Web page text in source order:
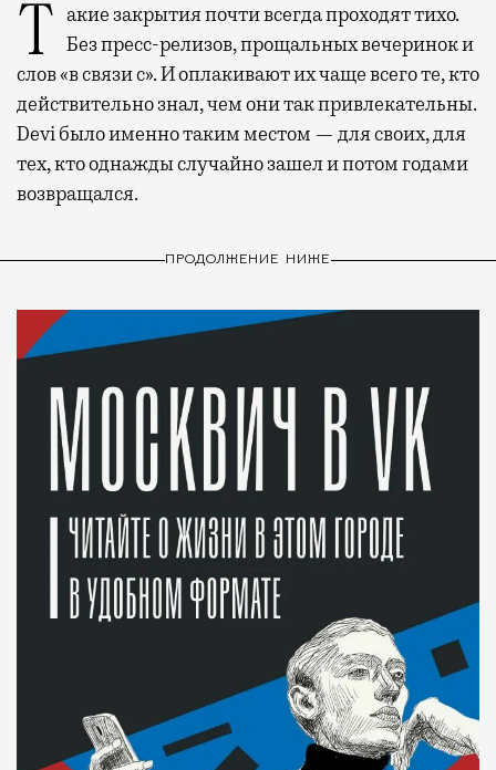
Такие закрытия почти всегда проходят тихо. Без пресс-релизов, прощальных вечеринок и
слов «в связи с». И оплакивают их чаще всего те, кто
действительно знал, чем они так привлекательны.
Devi было именно таким местом — для своих, для
тех, кто однажды случайно зашел и потом годами
возвращался.
ПРОДОЛЖЕНИЕ НИЖЕ